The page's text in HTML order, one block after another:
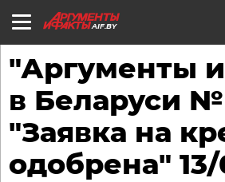
AIF.BY
"Аргументы
в Беларуси №
"Заявка на
одобрена"